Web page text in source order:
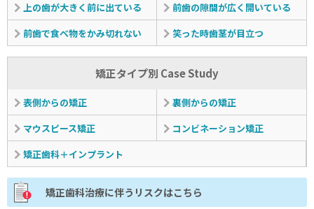
上の歯が大きく前に出ている
前歯の隙間が広く開いている
前歯で食べ物をかみ切れない
笑った時歯茎が目立つ
矯正タイプ別 Case Study
表側からの矯正
裏側からの矯正
マウスピース矯正
コンビネーション矯正
矯正歯科＋インプラント
矯正歯科治療に伴うリスクはこちら